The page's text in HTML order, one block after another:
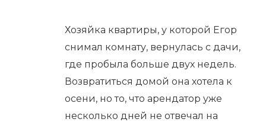
Хозяйка квартиры, у которой Егор
снимал комнату, вернулась с дачи,
где пробыла больше двух недель.
Возвратиться домой она хотела к
осени, но то, что арендатор уже
несколько дней не отвечал на